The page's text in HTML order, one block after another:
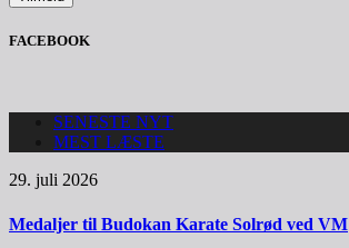
FACEBOOK
SENESTE NYT
MEST LÆSTE
29. juli 2026
Medaljer til Budokan Karate Solrød ved VM